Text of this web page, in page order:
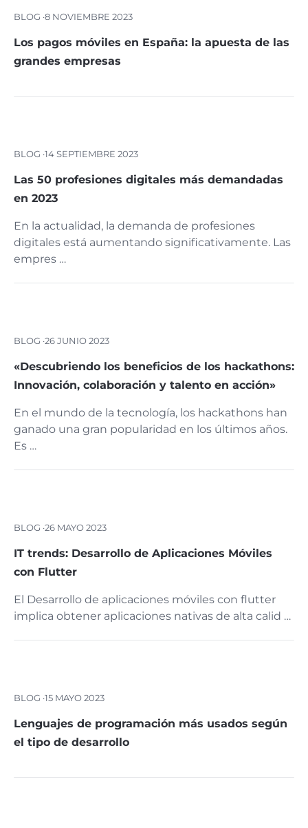
BLOG ·8 NOVIEMBRE 2023
Los pagos móviles en España: la apuesta de las
grandes empresas
BLOG ·14 SEPTIEMBRE 2023
Las 50 profesiones digitales más demandadas
en 2023
En la actualidad, la demanda de profesiones
digitales está aumentando significativamente. Las
empres …
BLOG ·26 JUNIO 2023
«Descubriendo los beneficios de los hackathons:
Innovación, colaboración y talento en acción»
En el mundo de la tecnología, los hackathons han
ganado una gran popularidad en los últimos años.
Es …
BLOG ·26 MAYO 2023
IT trends: Desarrollo de Aplicaciones Móviles
con Flutter
El Desarrollo de aplicaciones móviles con flutter
implica obtener aplicaciones nativas de alta calid …
BLOG ·15 MAYO 2023
Lenguajes de programación más usados según
el tipo de desarrollo